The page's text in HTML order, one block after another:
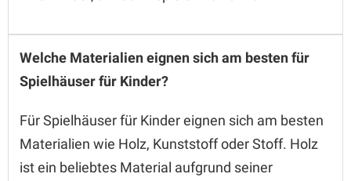
Welche Materialien eignen sich am besten für
Spielhäuser für Kinder?
Für Spielhäuser für Kinder eignen sich am besten
Materialien wie Holz, Kunststoff oder Stoff. Holz
ist ein beliebtes Material aufgrund seiner